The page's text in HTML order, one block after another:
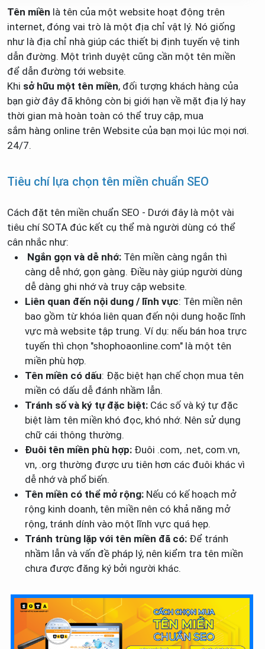
Tên miền là tên của một website hoạt động trên
internet, đóng vai trò là một địa chỉ vật lý. Nó giống
như là địa chỉ nhà giúp các thiết bị định tuyến vệ tinh
dẫn đường. Một trình duyệt cũng cần một tên miền
để dẫn đường tới website.
Khi sở hữu một tên miền, đối tượng khách hàng của
bạn giờ đây đã không còn bị giới hạn về mặt địa lý hay
thời gian mà hoàn toàn có thể truy cập, mua
sắm hàng online trên Website của bạn mọi lúc mọi nơi.
24/7.
Tiêu chí lựa chọn tên miền chuẩn SEO
Cách đặt tên miền chuẩn SEO - Dưới đây là một vài
tiêu chí SOTA đúc kết cụ thể mà người dùng có thể
cân nhắc như:
Ngắn gọn và dễ nhớ: Tên miền càng ngắn thì
càng dễ nhớ, gọn gàng. Điều này giúp người dùng
dễ dàng ghi nhớ và truy cập website.
Liên quan đến nội dung / lĩnh vực: Tên miền nên
bao gồm từ khóa liên quan đến nội dung hoặc lĩnh
vực mà website tập trung. Ví dụ: nếu bán hoa trực
tuyến thì chọn "shophoaonline.com" là một tên
miền phù hợp.
Tên miền có dấu: Đặc biệt hạn chế chọn mua tên
miền có dấu dễ đánh nhầm lẫn.
Tránh số và ký tự đặc biệt: Các số và ký tự đặc
biệt làm tên miền khó đọc, khó nhớ. Nên sử dụng
chữ cái thông thường.
Đuôi tên miền phù hợp: Đuôi .com, .net, com.vn,
vn, .org thường được ưu tiên hơn các đuôi khác vì
dễ nhớ và phổ biến.
Tên miền có thể mở rộng: Nếu có kế hoạch mở
rộng kinh doanh, tên miền nên có khả năng mở
rộng, tránh dính vào một lĩnh vực quá hẹp.
Tránh trùng lặp với tên miền đã có: Để tránh
nhầm lẫn và vấn đề pháp lý, nên kiểm tra tên miền
chưa được đăng ký bởi người khác.